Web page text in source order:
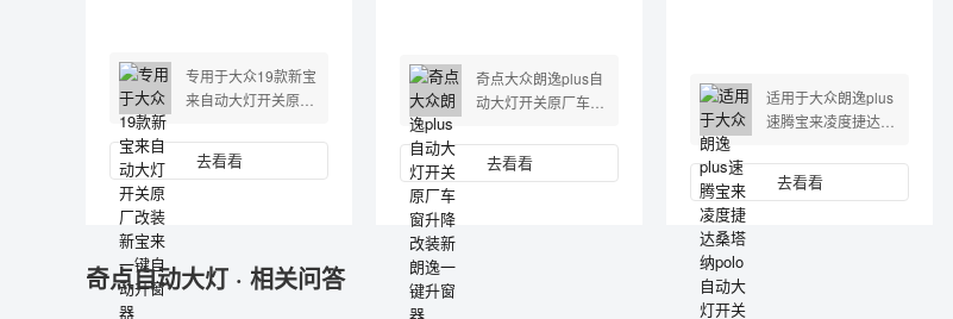
专用于大众19款新宝
来自动大灯开关原厂
升窗器
去看看
奇点大众朗逸plus自
动大灯开关原厂车窗
升窗器
去看看
适用于大众朗逸plus
速腾宝来凌度捷达桑
关改装
去看看
奇点自动大灯 · 相关问答